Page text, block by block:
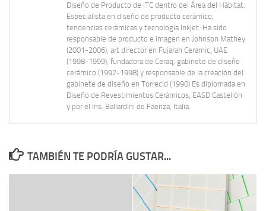
Diseño de Producto de ITC dentro del Área del Hábitat.
Especialista en diseño de producto cerámico,
tendencias cerámicas y tecnología Inkjet. Ha sido
responsable de producto e imagen en Johnson Mathey
(2001-2006), art director en Fujarah Ceramic, UAE
(1998-1999), fundadora de Ceraq, gabinete de diseño
cerámico (1992-1998) y responsable de la creación del
gabinete de diseño en Torrecid (1990) Es diplomada en
Diseño de Revestimientos Cerámicos, EASD Castellón
y por el Ins. Ballardini de Faenza, Italia.
TAMBIÉN TE PODRÍA GUSTAR...